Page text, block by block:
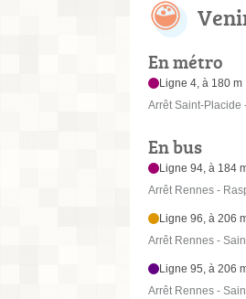
En métro
Ligne 4, à 180 m
Arrêt Saint-Placide
En bus
Ligne 94, à 184
Arrêt Rennes -
Ligne 96, à 206
Arrêt Rennes -
Ligne 95, à 206
Arrêt Rennes -